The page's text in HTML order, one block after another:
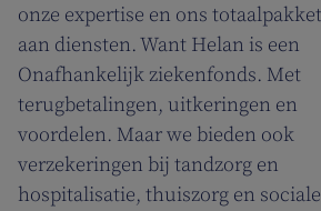
onze expertise en ons totaalpakket
aan diensten. Want Helan is een
Onafhankelijk ziekenfonds. Met
terugbetalingen, uitkeringen en
voordelen. Maar we bieden ook
verzekeringen bij tandzorg en
hospitalisatie, thuiszorg en sociale